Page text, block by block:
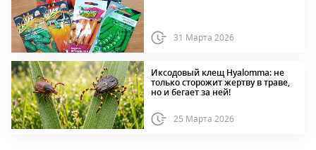
31 Марта 2026
Иксодовый клещ Hyalomma: не
только сторожит жертву в траве,
но и бегает за ней!
25 Марта 2026